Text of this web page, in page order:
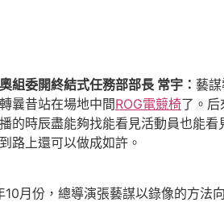
組委開終結式任務部部長 常宇： 藝
曩昔站在場地中間ROG電競椅了。
的時辰盡能夠找能看見活動員也能
路上還可以做成如許。
份，總導演張藝謀以錄像的方法向